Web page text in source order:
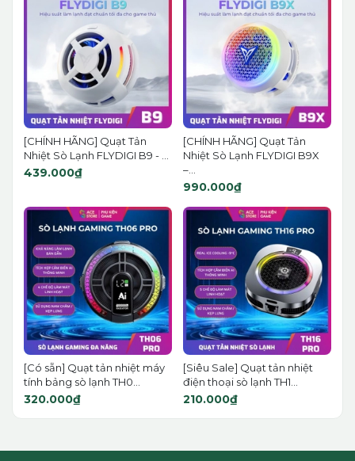
[CHÍNH HÃNG] Quạt Tản
Nhiệt Sò Lạnh FLYDIGI B9 - ...
439.000₫
[CHÍNH HÃNG] Quạt Tản
Nhiệt Sò Lạnh FLYDIGI B9X
–...
990.000₫
[Có sẵn] Quạt tản nhiệt máy
tính bảng sò lạnh TH0...
320.000₫
[Siêu Sale] Quạt tản nhiệt
điện thoại sò lạnh TH1...
210.000₫